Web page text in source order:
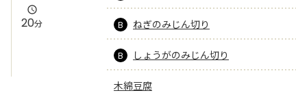
20分 B ねぎのみじん切り
B しょうがのみじん切り
木綿豆腐